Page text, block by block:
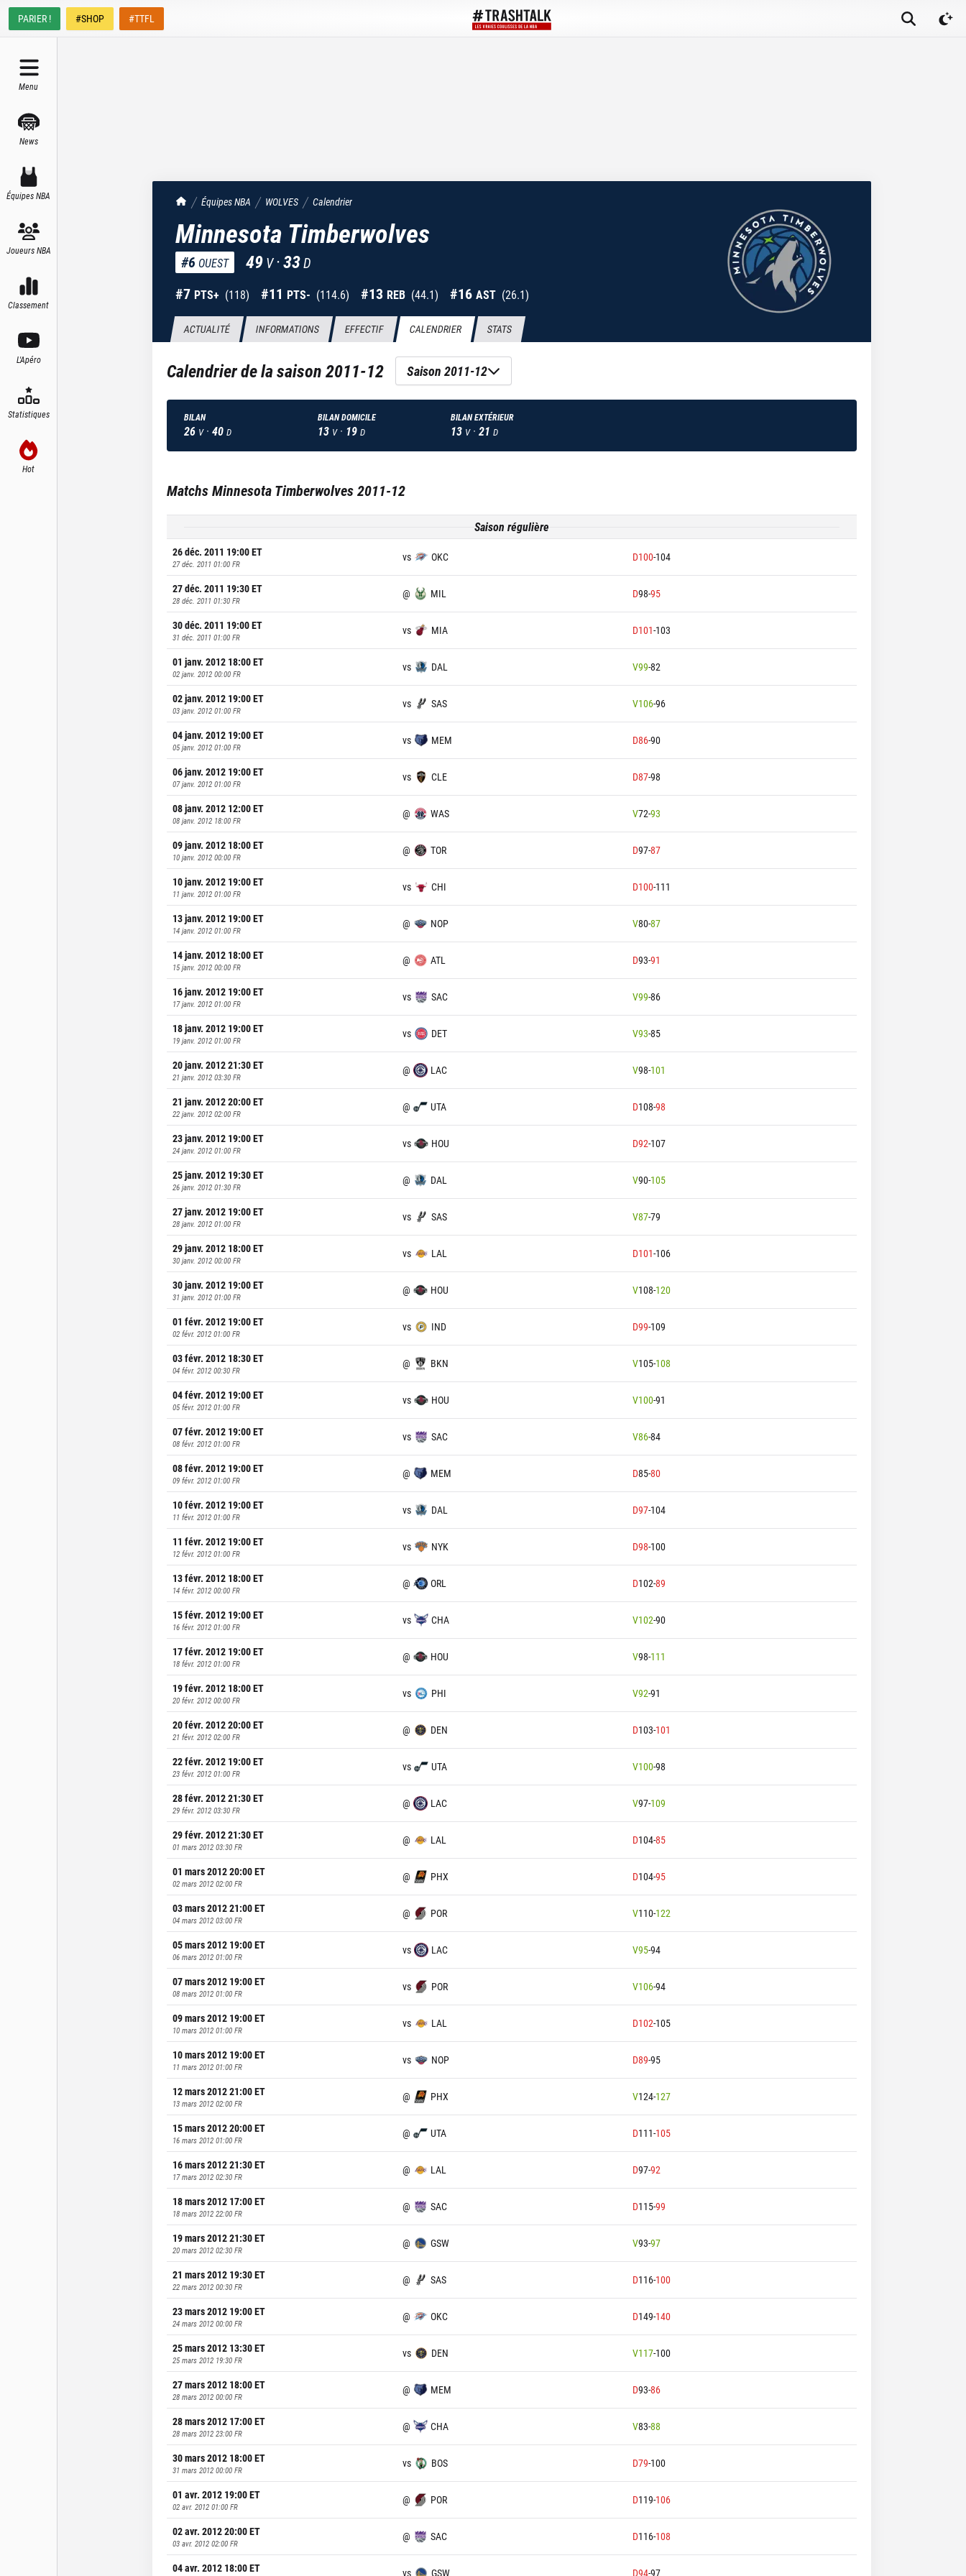
PARIER ! #SHOP #TTFL
Menu
News
Équipes NBA
Joueurs NBA
Classement
L'Apéro
Statistiques
Hot
TrashTalk Actu NBA
Équipes NBA WOLVES Calendrier
Minnesota Timberwolves
#6 OUEST 49 V ·33D
#7 PTS+ (118) #11 PTS- (114.6) #13 REB (44.1) #16 AST (26.1)
ACTUALITÉ INFORMATIONS EFFECTIF CALENDRIER STATS
Calendrier de la saison2011-12 Saison 2011-12
BILAN
26 V · 40 D
BILAN DOMICILE
13 V · 19 D
BILAN EXTÉRIEUR
13 V · 21 D
MatchsMinnesota Timberwolves2011-12
Saison régulière
26 déc. 2011 19:00ET
27 déc. 2011 01:00 FR
vs OKC D100-104
27 déc. 2011 19:30ET
28 déc. 2011 01:30 FR
@ MIL D98-95
30 déc. 2011 19:00ET
31 déc. 2011 01:00 FR
vs MIA D101-103
01 janv. 2012 18:00ET
02 janv. 2012 00:00 FR
vs DAL V99-82
02 janv. 2012 19:00ET
03 janv. 2012 01:00 FR
vs SAS V106-96
04 janv. 2012 19:00ET
05 janv. 2012 01:00 FR
vs MEM D86-90
06 janv. 2012 19:00ET
07 janv. 2012 01:00 FR
vs CLE D87-98
08 janv. 2012 12:00ET
08 janv. 2012 18:00 FR
@ WAS V72-93
09 janv. 2012 18:00ET
10 janv. 2012 00:00 FR
@ TOR D97-87
10 janv. 2012 19:00ET
11 janv. 2012 01:00 FR
vs CHI D100-111
13 janv. 2012 19:00ET
14 janv. 2012 01:00 FR
@ NOP V80-87
14 janv. 2012 18:00ET
15 janv. 2012 00:00 FR
@ ATL D93-91
16 janv. 2012 19:00ET
17 janv. 2012 01:00 FR
vs SAC V99-86
18 janv. 2012 19:00ET
19 janv. 2012 01:00 FR
vs DET V93-85
20 janv. 2012 21:30ET
21 janv. 2012 03:30 FR
@ LAC V98-101
21 janv. 2012 20:00ET
22 janv. 2012 02:00 FR
@ UTA D108-98
23 janv. 2012 19:00ET
24 janv. 2012 01:00 FR
vs HOU D92-107
25 janv. 2012 19:30ET
26 janv. 2012 01:30 FR
@ DAL V90-105
27 janv. 2012 19:00ET
28 janv. 2012 01:00 FR
vs SAS V87-79
29 janv. 2012 18:00ET
30 janv. 2012 00:00 FR
vs LAL D101-106
30 janv. 2012 19:00ET
31 janv. 2012 01:00 FR
@ HOU V108-120
01 févr. 2012 19:00ET
02 févr. 2012 01:00 FR
vs IND D99-109
03 févr. 2012 18:30ET
04 févr. 2012 00:30 FR
@ BKN V105-108
04 févr. 2012 19:00ET
05 févr. 2012 01:00 FR
vs HOU V100-91
07 févr. 2012 19:00ET
08 févr. 2012 01:00 FR
vs SAC V86-84
08 févr. 2012 19:00ET
09 févr. 2012 01:00 FR
@ MEM D85-80
10 févr. 2012 19:00ET
11 févr. 2012 01:00 FR
vs DAL D97-104
11 févr. 2012 19:00ET
12 févr. 2012 01:00 FR
vs NYK D98-100
13 févr. 2012 18:00ET
14 févr. 2012 00:00 FR
@ ORL D102-89
15 févr. 2012 19:00ET
16 févr. 2012 01:00 FR
vs CHA V102-90
17 févr. 2012 19:00ET
18 févr. 2012 01:00 FR
@ HOU V98-111
19 févr. 2012 18:00ET
20 févr. 2012 00:00 FR
vs PHI V92-91
20 févr. 2012 20:00ET
21 févr. 2012 02:00 FR
@ DEN D103-101
22 févr. 2012 19:00ET
23 févr. 2012 01:00 FR
vs UTA V100-98
28 févr. 2012 21:30ET
29 févr. 2012 03:30 FR
@ LAC V97-109
29 févr. 2012 21:30ET
01 mars 2012 03:30 FR
@ LAL D104-85
01 mars 2012 20:00ET
02 mars 2012 02:00 FR
@ PHX D104-95
03 mars 2012 21:00ET
04 mars 2012 03:00 FR
@ POR V110-122
05 mars 2012 19:00ET
06 mars 2012 01:00 FR
vs LAC V95-94
07 mars 2012 19:00ET
08 mars 2012 01:00 FR
vs POR V106-94
09 mars 2012 19:00ET
10 mars 2012 01:00 FR
vs LAL D102-105
10 mars 2012 19:00ET
11 mars 2012 01:00 FR
vs NOP D89-95
12 mars 2012 21:00ET
13 mars 2012 02:00 FR
@ PHX V124-127
15 mars 2012 20:00ET
16 mars 2012 01:00 FR
@ UTA D111-105
16 mars 2012 21:30ET
17 mars 2012 02:30 FR
@ LAL D97-92
18 mars 2012 17:00ET
18 mars 2012 22:00 FR
@ SAC D115-99
19 mars 2012 21:30ET
20 mars 2012 02:30 FR
@ GSW V93-97
21 mars 2012 19:30ET
22 mars 2012 00:30 FR
@ SAS D116-100
23 mars 2012 19:00ET
24 mars 2012 00:00 FR
@ OKC D149-140
25 mars 2012 13:30ET
25 mars 2012 19:30 FR
vs DEN V117-100
27 mars 2012 18:00ET
28 mars 2012 00:00 FR
@ MEM D93-86
28 mars 2012 17:00ET
28 mars 2012 23:00 FR
@ CHA V83-88
30 mars 2012 18:00ET
31 mars 2012 00:00 FR
vs BOS D79-100
01 avr. 2012 19:00ET
02 avr. 2012 01:00 FR
@ POR D119-106
02 avr. 2012 20:00ET
03 avr. 2012 02:00 FR
@ SAC D116-108
04 avr. 2012 18:00ET vs GSW D94-97